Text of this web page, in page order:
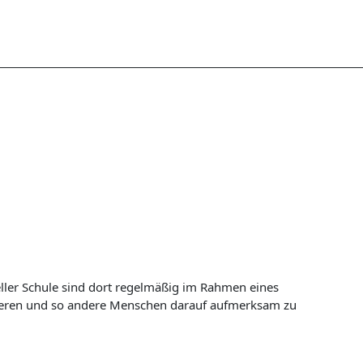
Schule sind dort regelmäßig im Rahmen eines
und so andere Menschen darauf aufmerksam zu